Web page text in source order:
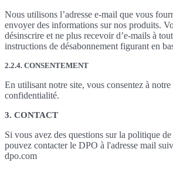
Nous utilisons l’adresse e-mail que vous
envoyer des informations sur nos produits.
désinscrire et ne plus recevoir d’e-mails à
instructions de désabonnement figurant en
2.2.4. CONSENTEMENT
En utilisant notre site, vous consentez à
confidentialité.
3. CONTACT
Si vous avez des questions sur la politique
pouvez contacter le DPO à l'adresse mail
dpo.com